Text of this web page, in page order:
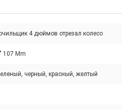
4 дюймов отрезал колесо
107 Mm
черный, красный, желтый